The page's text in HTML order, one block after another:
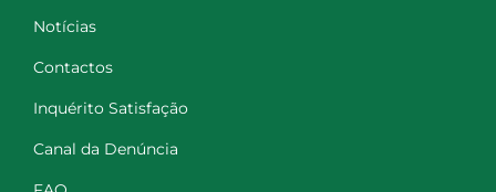
Notícias
Contactos
Inquérito Satisfação
Canal da Denúncia